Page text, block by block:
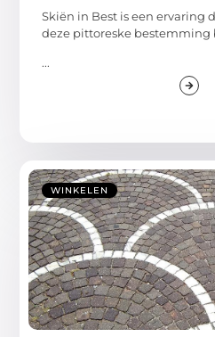
Skiën in Best is een ervaring
deze pittoreske bestemming
...
WINKELEN